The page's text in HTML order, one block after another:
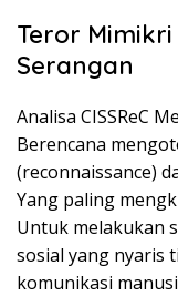
Teror
Serangan
Analisa CISSReC
Berencana
(reconnaissance)
Yang paling
Untuk melakukan
sosial yang nyaris
komunikasi